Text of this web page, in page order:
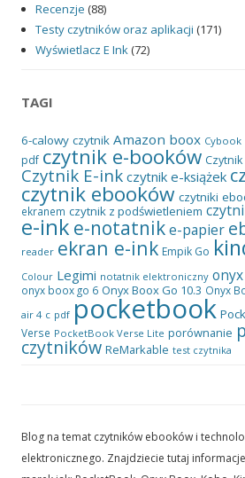
Recenzje (88)
Testy czytników oraz aplikacji (171)
Wyświetlacz E Ink(72)
TAGI
6-calowy czytnik Amazon boox Cybook
pdf czytnik e-booków
Czytnik E-ink czytnik e-książek
czytnik ebooków czytniki
ekranem czytnik z podświetleniem
e-ink e-notatnike-papier
reader ekran e-ink Empik Go
Colour Legimi notatnik elektroniczny onyx
onyx boox go 6 Onyx Boox Go 10.3 Onyx
air 4 c pdf pocketbook
Verse PocketBook Verse Lite porównanie
czytników ReMarkable test czytnika
Blog na temat czytników ebooków i
elektronicznego. Znajdziecie tutaj